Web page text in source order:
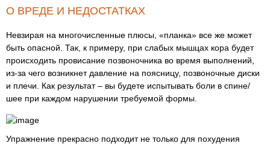
О ВРЕДЕ И НЕДОСТАТКАХ
Невзирая на многочисленные плюсы, «планка» все же может
быть опасной. Так, к примеру, при слабых мышцах кора будет
происходить провисание позвоночника во время выполнений,
из-за чего возникнет давление на поясницу, позвоночные диски
и плечи. Как результат – вы будете испытывать боли в спине/
шее при каждом нарушении требуемой формы.
Упражнение прекрасно подходит не только для похудения